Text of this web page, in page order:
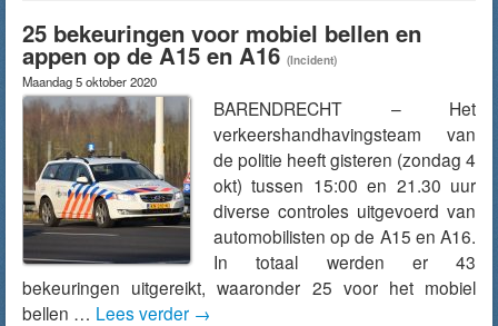
25 bekeuringen voor mobiel bellen en
appen op de A15 en A16 (Incident)
Maandag 5 oktober 2020
BARENDRECHT – Het
verkeershandhavingsteam van
de politie heeft gisteren (zondag 4
okt) tussen 15:00 en 21.30 uur
diverse controles uitgevoerd van
automobilisten op de A15 en A16.
In totaal werden er 43
bekeuringen uitgereikt, waaronder 25 voor het mobiel
bellen … Lees verder →